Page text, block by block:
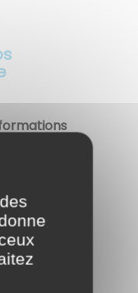
mis en
fondé sur
avez le
à
ne
licéité du